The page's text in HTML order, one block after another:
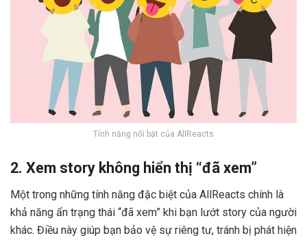
Tính năng nổi bật của AllReacts
2. Xem story không hiển thị “đã xem”
Một trong những tính năng đặc biệt của AllReacts chính là
khả năng ẩn trạng thái “đã xem” khi bạn lướt story của người
khác. Điều này giúp bạn bảo vệ sự riêng tư, tránh bị phát hiện